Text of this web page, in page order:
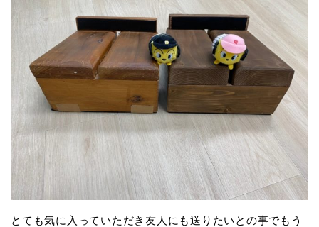
とても気に入っていただき友人にも送りたいとの事でもう